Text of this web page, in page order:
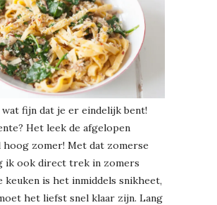
fijn dat je er eindelijk bent!
Het leek de afgelopen
hoog zomer! Met dat zomerse
ik ook direct trek in zomers
keuken is het inmiddels snikheet,
het liefst snel klaar zijn. Lang